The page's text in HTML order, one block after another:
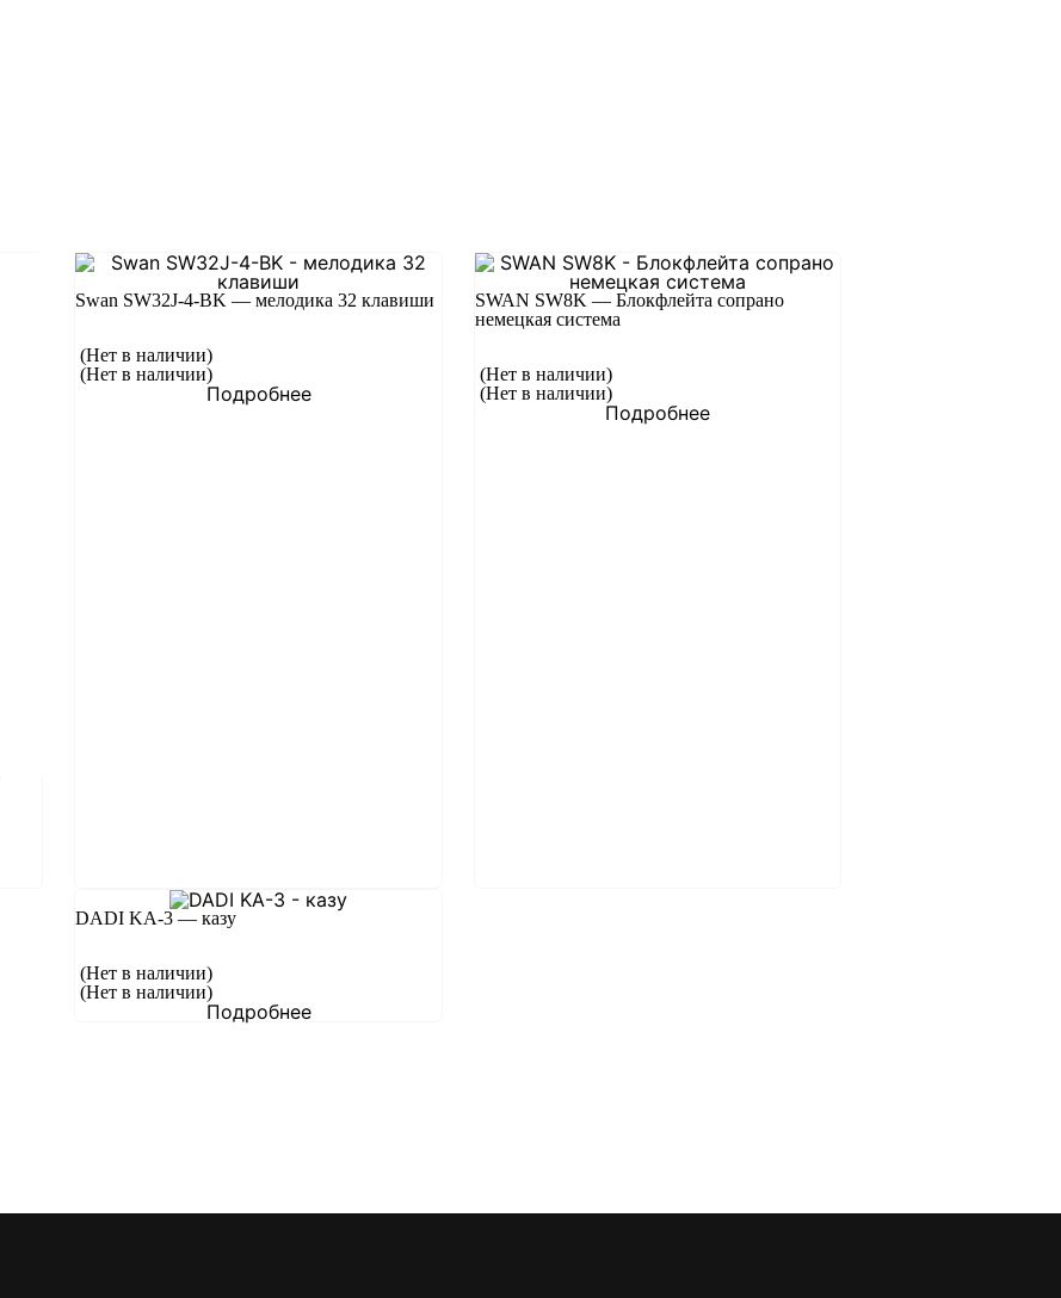
Swan SW32J-4-BK — мелодика 32 клавиши
(Нет в наличии)
(Нет в наличии)
Подробнее
SWAN SW8K — Блокфлейта сопрано
немецкая система
(Нет в наличии)
(Нет в наличии)
Подробнее
DADI KA-3 — казу
(Нет в наличии)
(Нет в наличии)
Подробнее